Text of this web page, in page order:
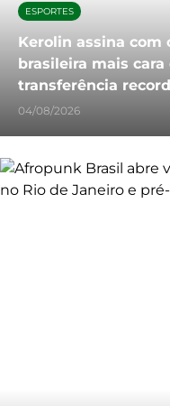
ESPORTES
Kerolin assina com
brasileira mais
transferência
04/08/2026